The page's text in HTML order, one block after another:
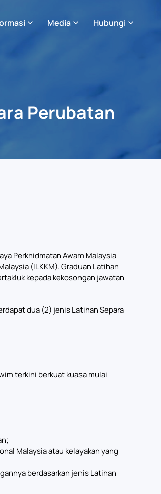
Media Hubungi
Perubatan
Perkhidmatan Awam Malaysia
(ILKKM). Graduan Latihan
kepada kekosongan jawatan
dua (2) jenis Latihan Separa
terkini berkuat kuasa mulai
Malaysia atau kelayakan yang
berdasarkan jenis Latihan